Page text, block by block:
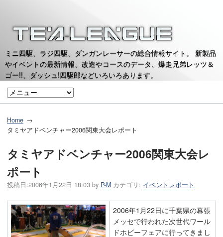
ミニ四駆、ラジ四駆、ダンガンレーサーの総合情報サイト。 新製品
やイベントの最新情報、改造やコースのデータ、爆走兄弟レッツ＆
ゴー!!、ダッシュ!四駆郎などいろいろあります。
Home
タミヤアドベンチャー2006関東大会レポート
タミヤアドベンチャー2006関東大会レ
ポート
投稿日:2006年1月22日 18:03 by P-M カテゴリ: イベントレポート
2006年1月22日に千葉県の幕張
メッセで行われた次世代ワール
ドホビーフェアに行ってきまし